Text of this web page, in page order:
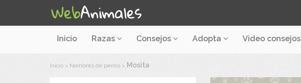
Inicio Razas Consejos Adopta Video consejos
Inicio > Nombres de perros > Mosita